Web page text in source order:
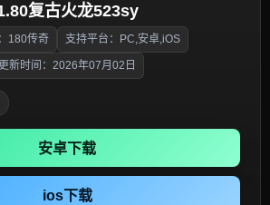
复古火龙523sy
180传奇 支持平台：PC,安卓,iOS
更新时间：2026年07月02日
安卓下载
ios下载